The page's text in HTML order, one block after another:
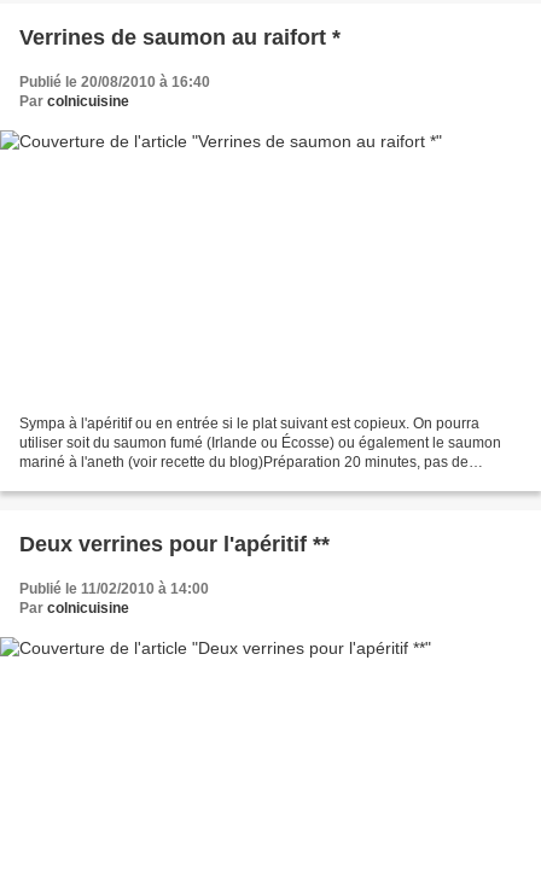
Verrines de saumon au raifort *
Publié le 20/08/2010 à 16:40
Par colnicuisine
Sympa à l'apéritif ou en entrée si le plat suivant est copieux. On pourra
utiliser soit du saumon fumé (Irlande ou Écosse) ou également le saumon
mariné à l'aneth (voir recette du blog)Préparation 20 minutes, pas de
Deux verrines pour l'apéritif **
Publié le 11/02/2010 à 14:00
Par colnicuisine